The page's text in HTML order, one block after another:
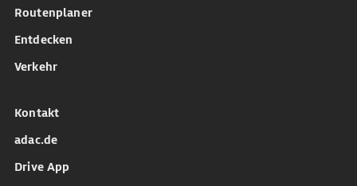
Routenplaner
Entdecken
Verkehr
Kontakt
adac.de
Drive App